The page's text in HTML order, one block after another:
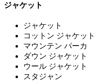
ジャケット
ジャケット
コットン ジャケット
マウンテン パーカ
ダウン ジャケット
ウール ジャケット
スタジャン